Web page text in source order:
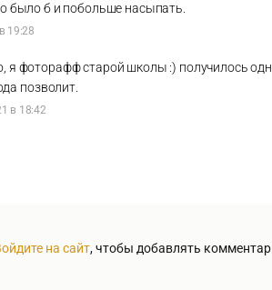
было б и побольше насыпать.
19:28
я фоторафф старой школы :) получилось
позволит.
в 18:42
на сайт, чтобы добавлять